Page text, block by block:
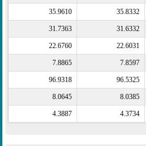
35.8332
35.9610
31.6332
31.7363
22.6031
22.6760
7.8597
7.8865
96.5325
96.9318
8.0385
8.0645
4.3734
4.3887